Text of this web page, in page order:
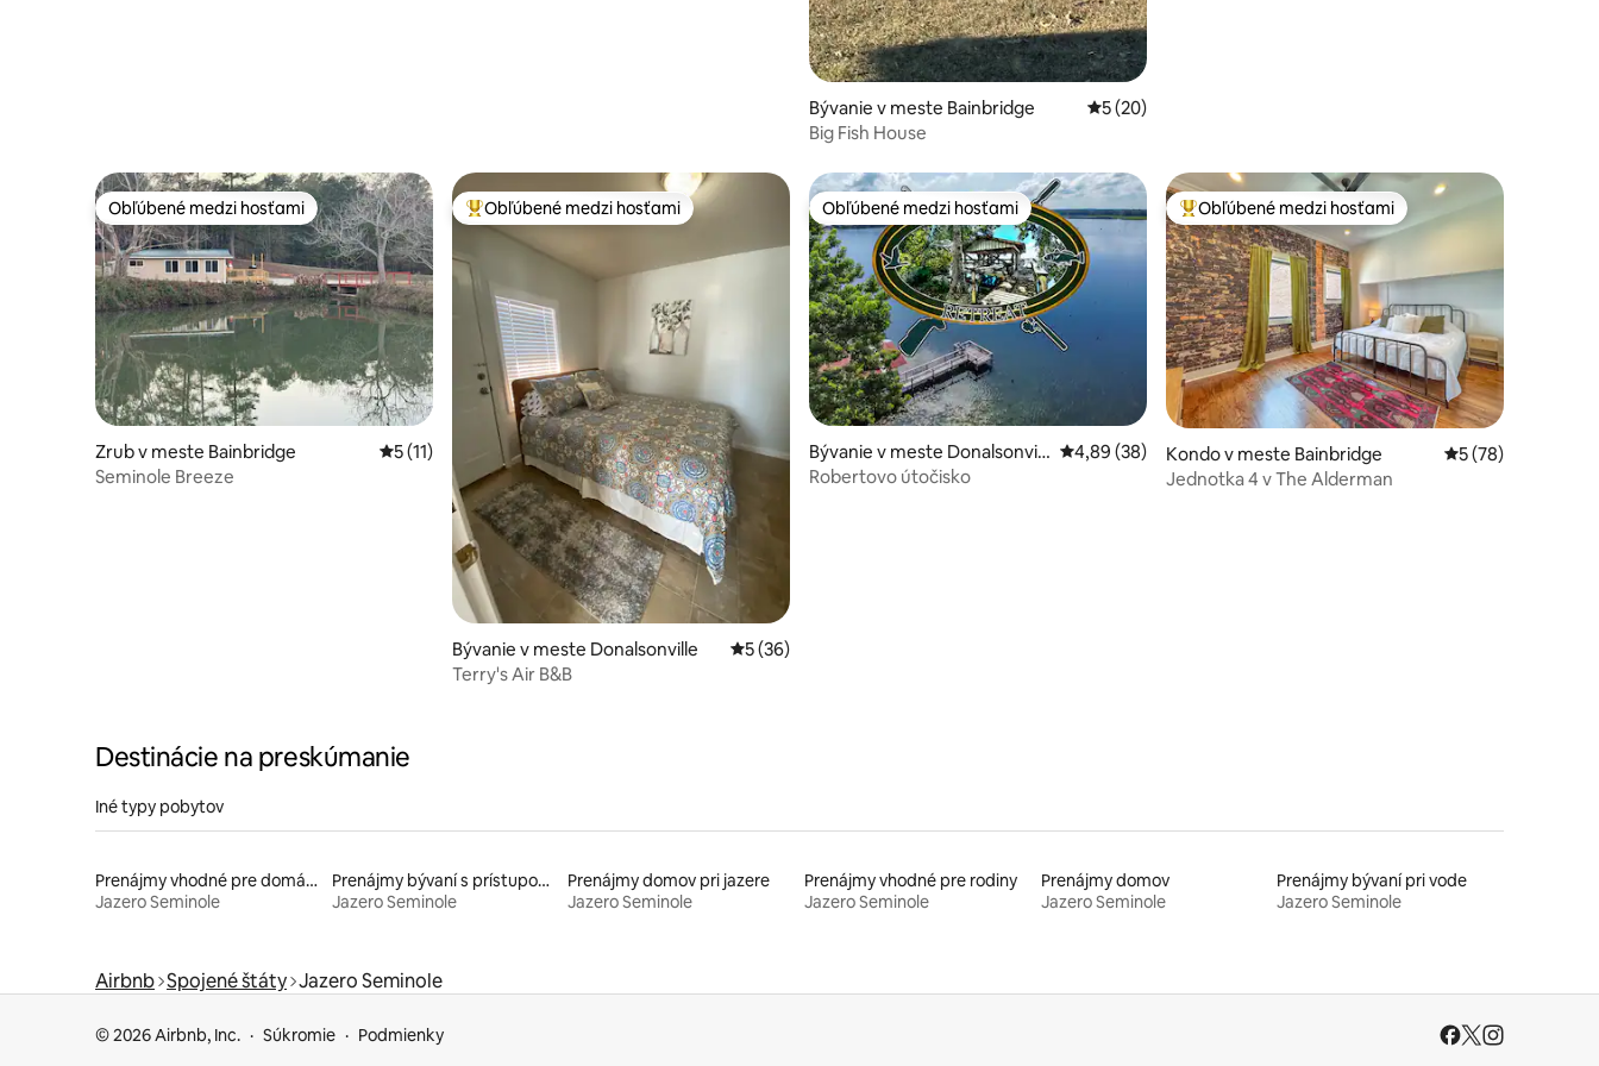
Bývanie v meste Bainbridge Priemerné ohodnotenie 5 z 5, počet hodnotení: 20
5 (20)
Big Fish House
Obľúbené medzi hosťami
Obľúbené medzi hosťami
Zrub v meste Bainbridge Priemerné ohodnotenie 5 z 5, počet hodnotení: 11
5 (11)
Seminole Breeze
Najobľúbenejšie medzi hosťami
Obľúbené medzi hosťami
Bývanie v meste Donalsonville Priemerné ohodnotenie 5 z 5, počet hodnotení: 36
5 (36)
Terry's Air B&B
Obľúbené medzi hosťami
Obľúbené medzi hosťami
Bývanie v meste Donalsonvill
e
Priemerné ohodnotenie 4,89 z 5, počet hodnotení: 38
4,89 (38)
Robertovo útočisko
Najobľúbenejšie medzi hosťami
Obľúbené medzi hosťami
Kondo v meste Bainbridge Priemerné
5 (78)
Jednotka 4 v The Alderman
Destinácie na preskúmanie
Iné typy pobytov
Prenájmy vhodné pre domáce zvieratá
Jazero Seminole
Prenájmy bývaní s prístupom k jazeru
Jazero Seminole
Prenájmy domov pri jazere
Jazero Seminole
Prenájmy vhodné pre rodiny
Jazero Seminole
Prenájmy domov
Jazero Seminole
Prenájmy bývaní pri vode
Jazero Seminole
Airbnb Spojené štáty Jazero Seminole
© 2026 Airbnb, Inc. Súkromie Podmienky